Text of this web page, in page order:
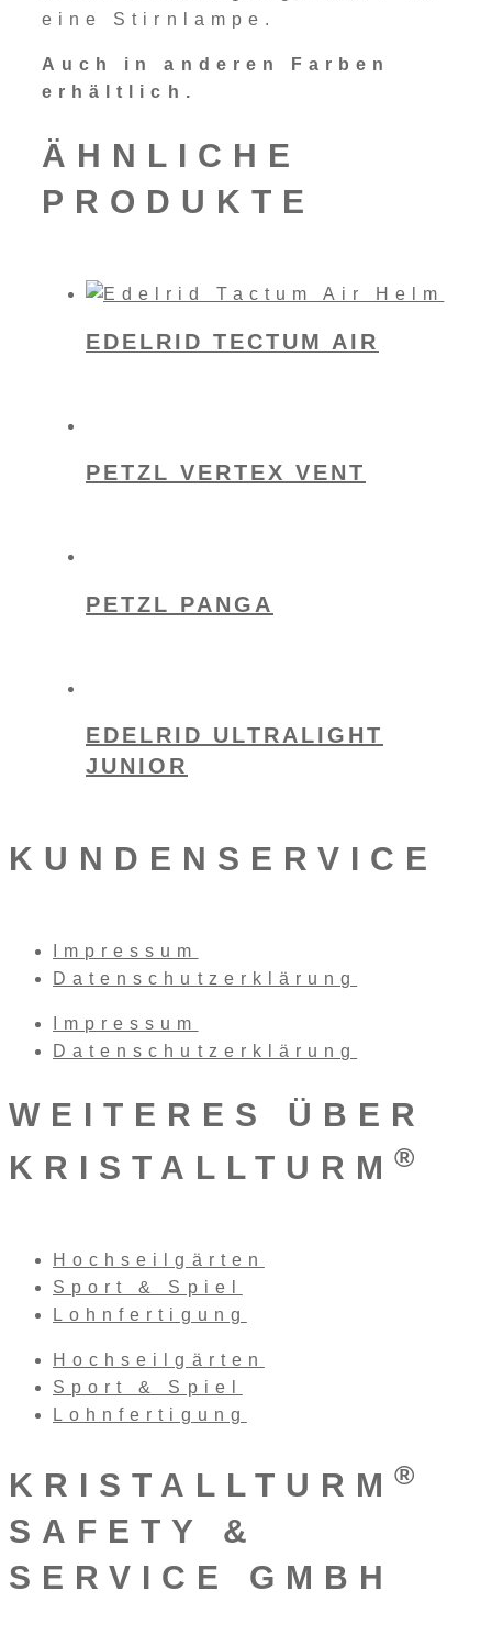
eine Stirnlampe.
Auch in anderen Farben
erhältlich.
ÄHNLICHE
PRODUKTE
EDELRID TECTUM AIR
PETZL VERTEX VENT
PETZL PANGA
EDELRID ULTRALIGHT
JUNIOR
KUNDENSERVICE
Impressum
Datenschutzerklärung
Impressum
Datenschutzerklärung
WEITERES ÜBER
KRISTALLTURM ®
Hochseilgärten
Sport & Spiel
Lohnfertigung
Hochseilgärten
Sport & Spiel
Lohnfertigung
KRISTALLTURM ®
SAFETY &
SERVICE GMBH